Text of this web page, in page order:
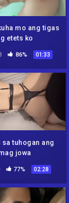
mo ang tigas
etets ko
86% 01:33
sa tuhogan ang
jowa
77% 02:28